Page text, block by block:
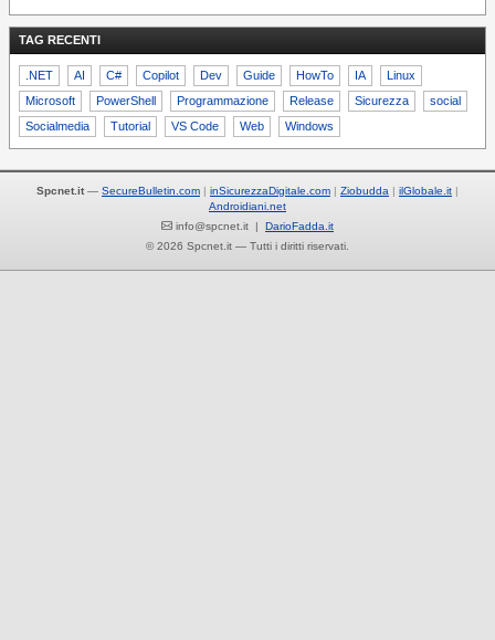
TAG RECENTI
.NET AI C# Copilot Dev Guide HowTo IA
Linux
Microsoft
PowerShell Programmazione Release Sicurezza
social
Socialmedia
Tutorial VS Code Web Windows
Spcnet.it — SecureBulletin.com inSicurezzaDigitale.com Ziobudda
ilGlobale.it
Androidiani.net
info@spcnet.it | DarioFadda.it
© 2026 Spcnet.it — Tutti i diritti riservati.